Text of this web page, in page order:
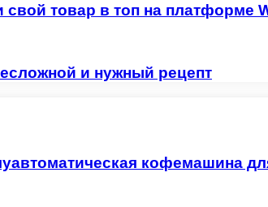
свой товар в топ на платформе
и нужный рецепт
кофемашина